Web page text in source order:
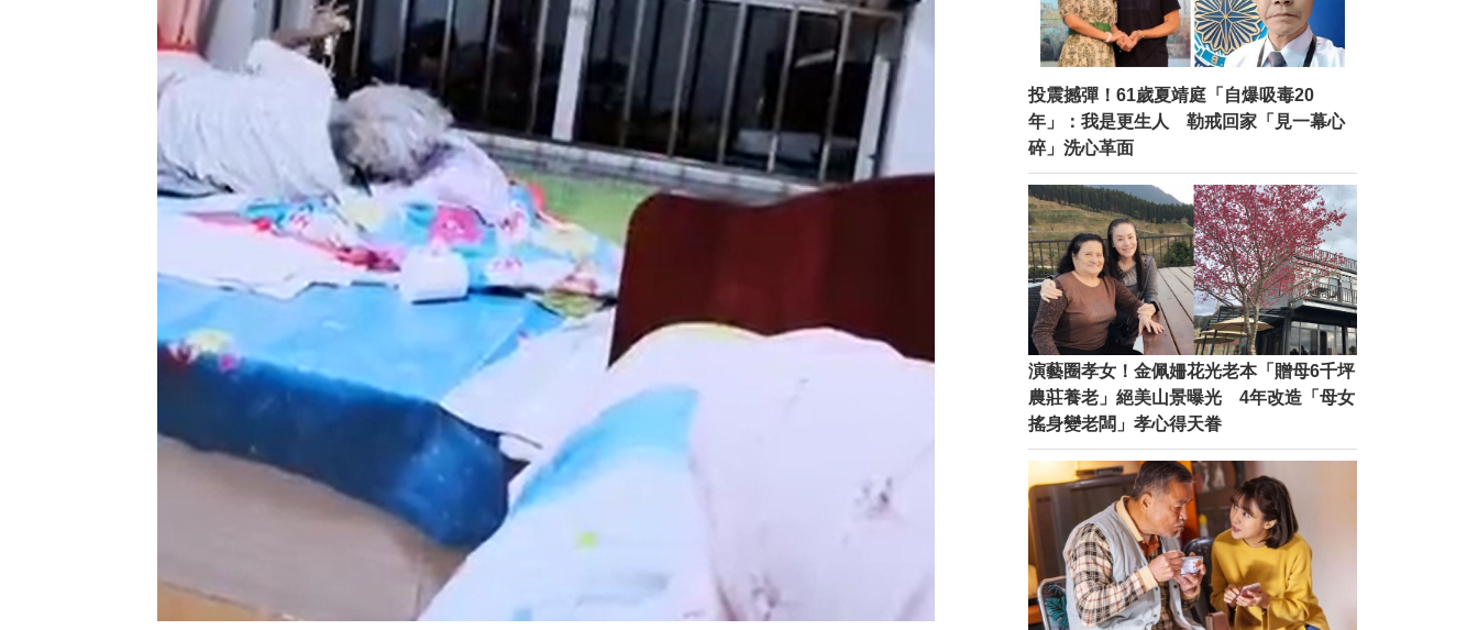
投震撼彈！61歲夏靖庭「自爆吸毒20
年」：我是更生人 勒戒回家「見一幕心
碎」洗心革面
演藝圈孝女！金佩姍花光老本「贈母6千坪
農莊養老」絕美山景曝光 4年改造「母女
搖身變老闆」孝心得天眷